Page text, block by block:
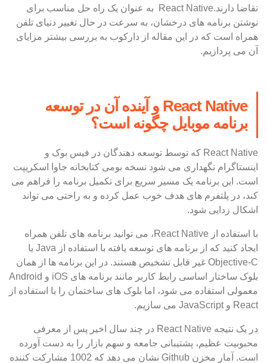
تقاضا دارند.React Native به عنوان یک راه حل مناسب برای
نوشتن برنامه های درخشان، به سرعت در حال تغییر دنیای تلفن
همراه است که در این مقاله از دارکوب به بررسی بیشتر مزایای
آن می پردازیم.
React Native و آینده آن در توسعه
برنامه موبایل چگونه است؟
React Native که توسط توسعه دهندگان در فیس بوک و
اینستاگرام نگهداری می شود نسخه بومی کتابخانه جاوا اسکریپت
است. این برنامه یک مسیر سریع برای تکمیل برنامه را فراهم می
کند، در پلتفرم های هدف خوب عمل کرده و به راحتی می تواند
اشکال زدایی شود.
با استفاده از React Native، می توانید برنامه های تلفن همراه
ایجاد کنید که از برنامه های توسعه یافته با استفاده از Java یا
Objective-C غیر قابل تشخیص هستند. در این برنامه ها از همان
بلوک ساختار اساسی رابط کاربر مانند برنامه های iOS و Android
معمولی استفاده می شود، اما بلوک های ساختمان را با استفاده از
React و JavaScript می سازیم.
در یک نتیجه React Native در چند سال اخیر پس از معرفی
محبوبیت عظیم، پشتیبانی جامعه و سهم بازار را به دست آورده
است. آمار مخزن Github نشان می دهد که 1002 مشارکت کننده